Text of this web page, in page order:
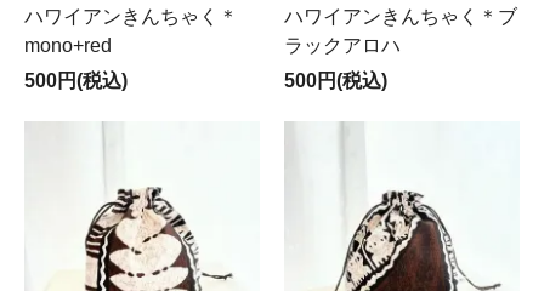
ハワイアンきんちゃく＊
mono+red
500円(税込)
ハワイアンきんちゃく＊ブ
ラックアロハ
500円(税込)